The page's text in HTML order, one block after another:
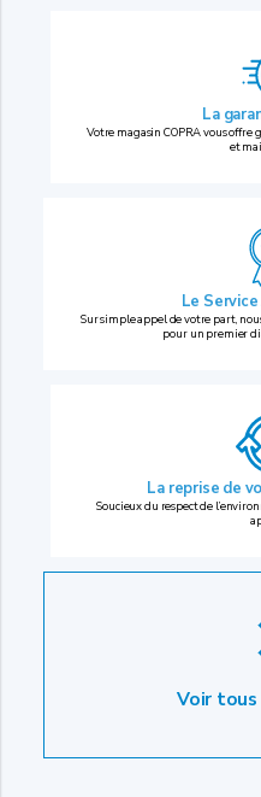
La
Votre magasin COPRA vous
et
Le
Sur simple appel de votre part,
pour un premier
La reprise de
Soucieux du respect de
Voir tous